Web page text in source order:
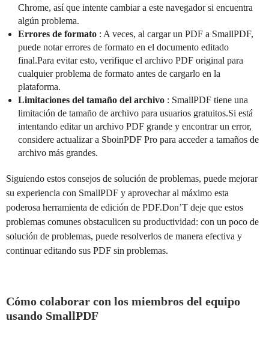
Chrome, así que intente cambiar a este navegador si encuentra
algún problema.
Errores de formato : A veces, al cargar un PDF a SmallPDF,
puede notar errores de formato en el documento editado
final.Para evitar esto, verifique el archivo PDF original para
cualquier problema de formato antes de cargarlo en la
plataforma.
Limitaciones del tamaño del archivo : SmallPDF tiene una
limitación de tamaño de archivo para usuarios gratuitos.Si está
intentando editar un archivo PDF grande y encontrar un error,
considere actualizar a SboinPDF Pro para acceder a tamaños de
archivo más grandes.
Siguiendo estos consejos de solución de problemas, puede mejorar
su experiencia con SmallPDF y aprovechar al máximo esta
poderosa herramienta de edición de PDF.Don’T deje que estos
problemas comunes obstaculicen su productividad: con un poco de
solución de problemas, puede resolverlos de manera efectiva y
continuar editando sus PDF sin problemas.
Cómo colaborar con los miembros del equipo
usando SmallPDF